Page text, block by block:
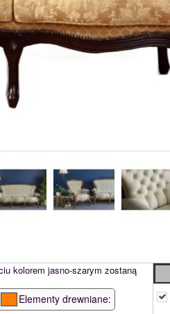
kolorem jasno-szarym zostaną
Elementy drewniane: